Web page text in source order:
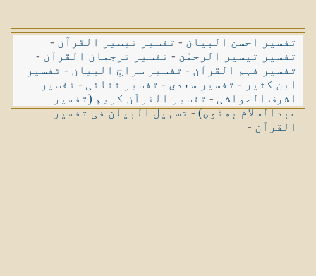
تفسیر احسن البیان - تفسیر تیسیر القرآن -
تفسیر تیسیر الرحمٰن - تفسیر ترجمان القرآن -
تفسیر فہم القرآن - تفسیر سراج البیان - تفسیر
ابن کثیر - تفسیر سعدی - تفسیر ثنائی - تفسیر
اشرف الحواشی - تفسیر القرآن کریم (تفسیر
عبدالسلام بھٹوی)-تسہیل البیان فی تفسیر
القرآن -